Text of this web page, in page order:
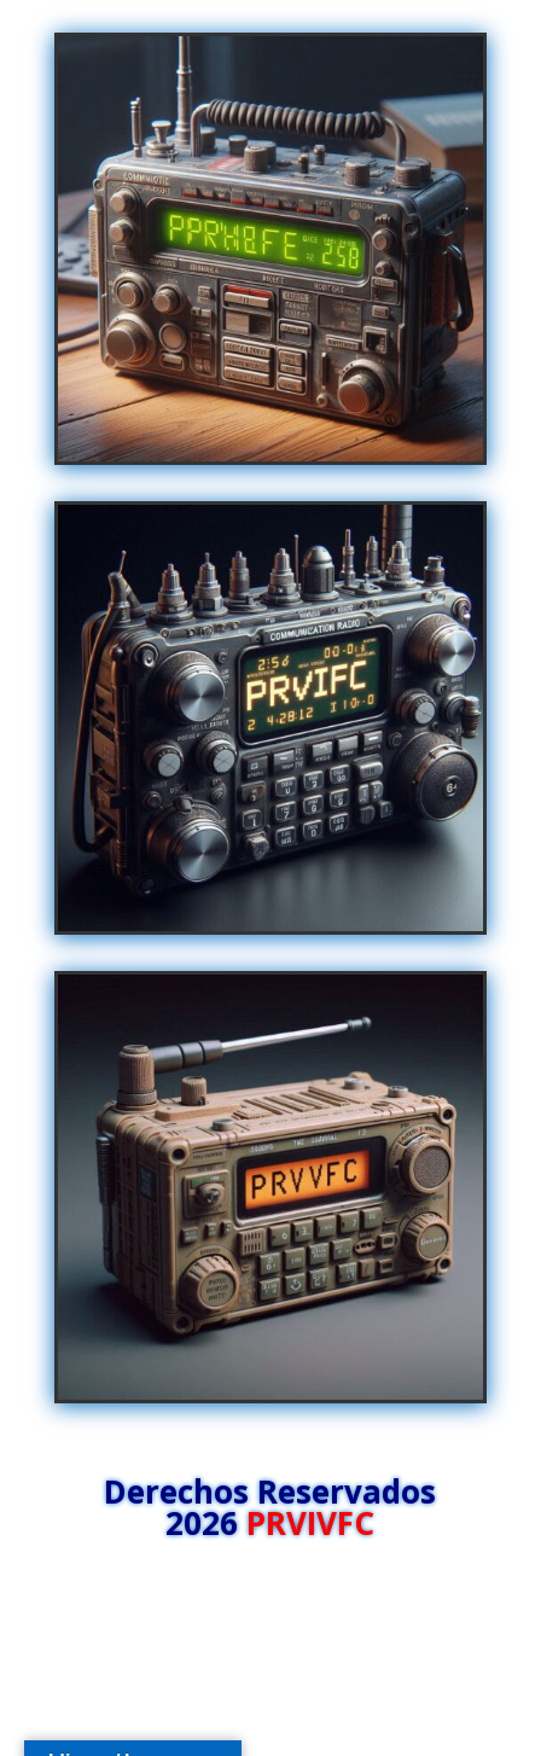
Derechos Reservados
2026PRVIVFC